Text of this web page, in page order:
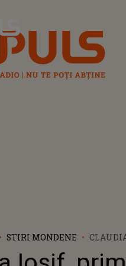
STIRI MONDENE
DUPĂ